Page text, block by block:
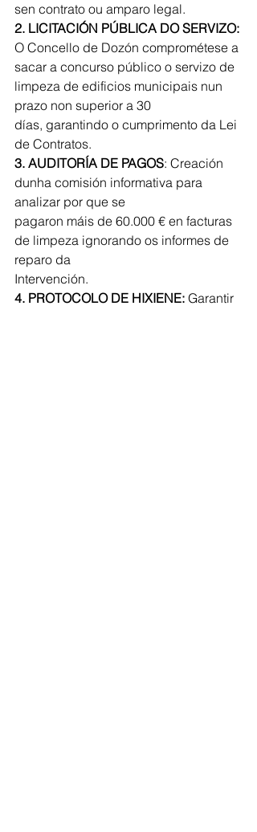
sen contrato ou amparo legal.
2. LICITACIÓN PÚBLICA DO SERVIZO:
O Concello de Dozón comprométese a
sacar a concurso público o servizo de
limpeza de edificios municipais nun
prazo non superior a 30
días, garantindo o cumprimento da Lei
de Contratos.
3. AUDITORÍA DE PAGOS: Creación
dunha comisión informativa para
analizar por que se
pagaron máis de 60.000 € en facturas
de limpeza ignorando os informes de
reparo da
Intervención.
4. PROTOCOLO DE HIXIENE: Garantir